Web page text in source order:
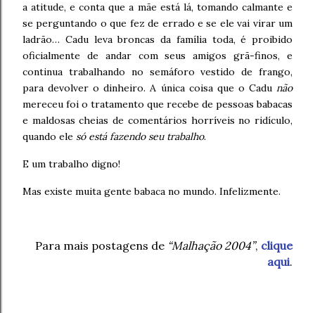
a atitude, e conta que a mãe está lá, tomando calmante e
se perguntando o que fez de errado e se ele vai virar um
ladrão… Cadu leva broncas da família toda, é proibido
oficialmente de andar com seus amigos grã-finos, e
continua trabalhando no semáforo vestido de frango,
para devolver o dinheiro. A única coisa que o Cadu não
mereceu foi o tratamento que recebe de pessoas babacas
e maldosas cheias de comentários horríveis no ridículo,
quando ele só está fazendo seu trabalho.
E um trabalho digno!
Mas existe muita gente babaca no mundo. Infelizmente.
Para mais postagens de “Malhação 2004”, clique
aqui.